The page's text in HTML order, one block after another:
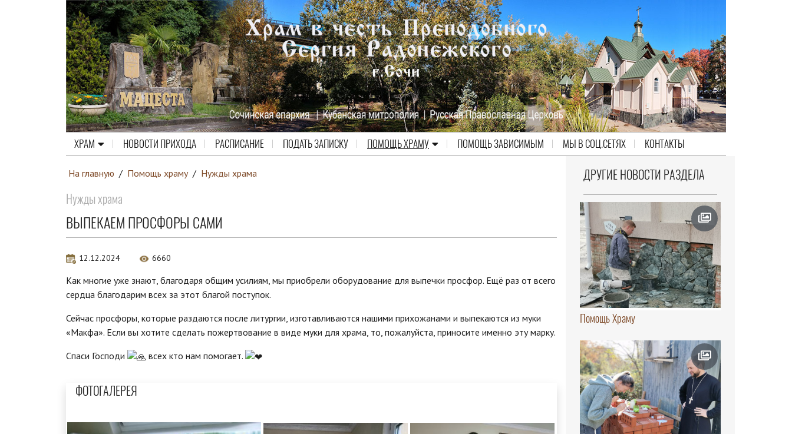
ХРАМ НОВОСТИ ПРИХОДА РАСПИСАНИЕ ПОДАТЬ ЗАПИСКУ ПОМОЩЬ ХРАМУ ПОМОЩЬ ЗАВИСИМЫМ МЫ В СОЦ.СЕТЯХ КОНТАКТЫ
На главную / Помощь храму / Нужды храма
Нужды храма
ВЫПЕКАЕМ ПРОСФОРЫ САМИ
12.12.2024 6660
Как многие уже знают, благодаря общим усилиям, мы приобрели оборудование для выпечки просфор. Ещё раз от всего
сердца благодарим всех за этот благой поступок.
Сейчас просфоры, которые раздаются после литургии, изготавливаются нашими прихожанами и выпекаются из муки
«Макфа». Если вы хотите сделать пожертвование в виде муки для храма, то, пожалуйста, приносите именно эту марку.
Спаси Господи
всех кто нам помогает.
ФОТОГАЛЕРЕЯ
ДРУГИЕ НОВОСТИ РАЗДЕЛА
Помощь Храму